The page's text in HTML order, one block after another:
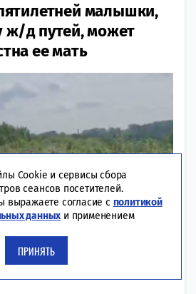
малышки,
ж/д путей, может
ее мать
Cookie и сервисы сбора
сеансов посетителей.
выражаете согласие с политикой
данных и применением
ПРИНЯТЬ